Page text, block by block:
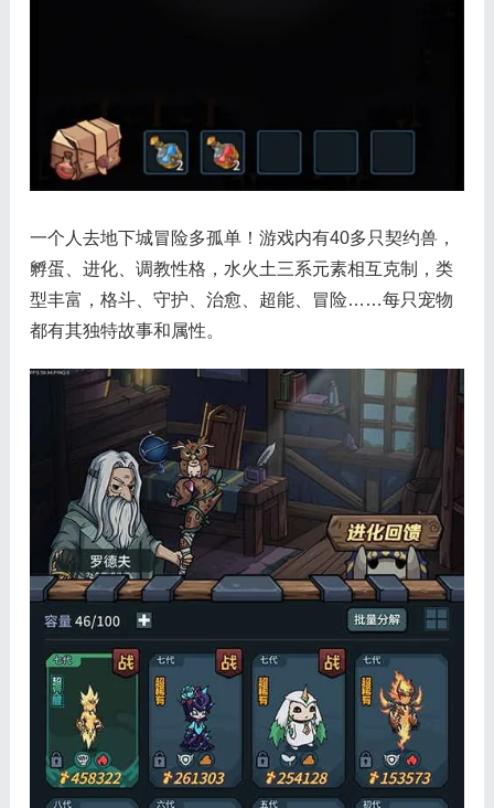
一个人去地下城冒险多孤单！游戏内有40多只契约兽，
孵蛋、进化、调教性格，水火土三系元素相互克制，类
型丰富，格斗、守护、治愈、超能、冒险……每只宠物
都有其独特故事和属性。